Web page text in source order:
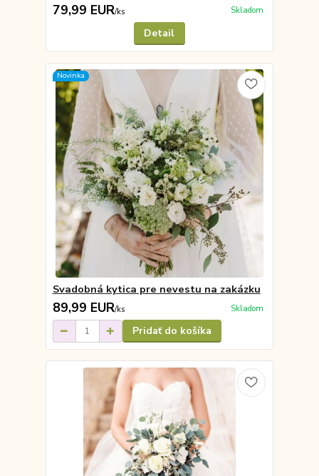
79,99 EUR/ks Skladom
Detail
Novinka
Svadobná kytica pre nevestu na zakázku
89,99 EUR/ks Skladom
Pridať do košíka